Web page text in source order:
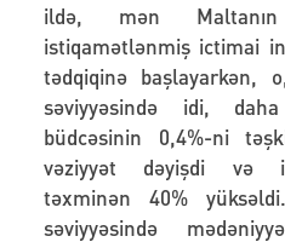
ildə, mən
istiqamətlənmiş ictimai
tədqiqinə başlayarkən,
səviyyəsində idi,
büdcəsinin 0,4%-ni
vəziyyət dəyişdi və
təxminən 40%
səviyyəsində